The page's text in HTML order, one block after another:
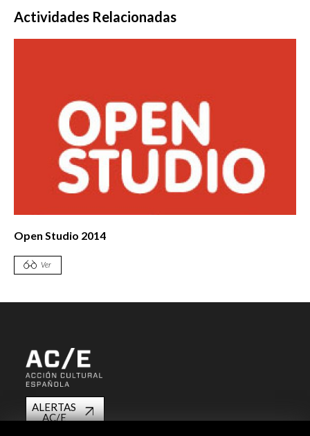
Actividades Relacionadas
Open Studio 2014
Ver
ALERTAS
AC/E